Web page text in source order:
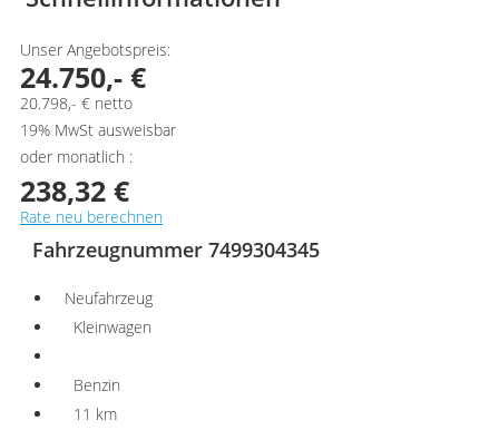
Unser Angebotspreis:
24.750,- €
20.798,- € netto
19% MwSt ausweisbar
oder monatlich :
238,32 €
Rate neu berechnen
Fahrzeugnummer 7499304345
Neufahrzeug
Kleinwagen
Benzin
11 km